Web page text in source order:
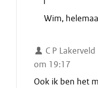
i
e
c
i
Wim,
C P Lakerveld
om 19:17
Ook ik ben het